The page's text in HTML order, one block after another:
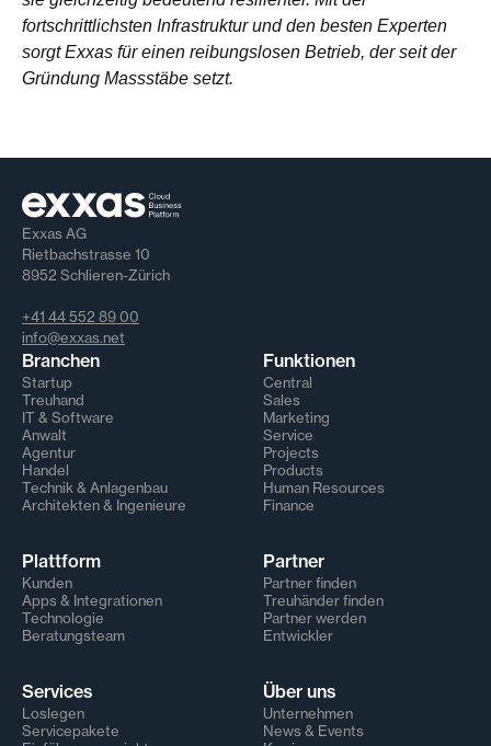
fortschrittlichsten Infrastruktur und den besten Experten
sorgt Exxas für einen reibungslosen Betrieb, der seit der
Gründung Massstäbe setzt.
Exxas AG
Rietbachstrasse 10
8952 Schlieren-Zürich
+41 44 552 89 00
info@exxas.net
Branchen
Startup
Treuhand
IT & Software
Anwalt
Agentur
Handel
Technik & Anlagenbau
Architekten & Ingenieure
Funktionen
Central
Sales
Marketing
Service
Projects
Products
Human Resources
Finance
Plattform
Kunden
Apps & Integrationen
Technologie
Beratungsteam
Partner
Partner finden
Treuhänder finden
Partner werden
Entwickler
Services
Loslegen
Servicepakete
Über uns
Unternehmen
News & Events